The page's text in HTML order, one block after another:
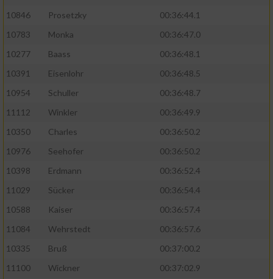
10846
Prosetzky
00:36:44.1
10783
Monka
00:36:47.0
10277
Baass
00:36:48.1
10391
Eisenlohr
00:36:48.5
10954
Schuller
00:36:48.7
11112
Winkler
00:36:49.9
10350
Charles
00:36:50.2
10976
Seehofer
00:36:50.2
10398
Erdmann
00:36:52.4
11029
Sücker
00:36:54.4
10588
Kaiser
00:36:57.4
11084
Wehrstedt
00:36:57.6
10335
Bruß
00:37:00.2
11100
Wickner
00:37:02.9